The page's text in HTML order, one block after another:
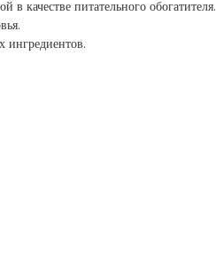
качестве питательного обогатителя.
ингредиентов.